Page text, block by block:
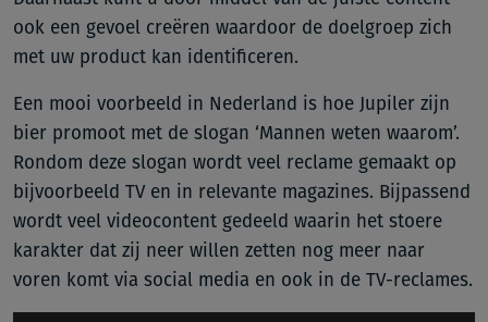
ook een gevoel creëren waardoor de doelgroep zich
met uw product kan identificeren.
Een mooi voorbeeld in Nederland is hoe Jupiler zijn
bier promoot met de slogan ‘Mannen weten waarom’.
Rondom deze slogan wordt veel reclame gemaakt op
bijvoorbeeld TV en in relevante magazines. Bijpassend
wordt veel videocontent gedeeld waarin het stoere
karakter dat zij neer willen zetten nog meer naar
voren komt via social media en ook in de TV-reclames.